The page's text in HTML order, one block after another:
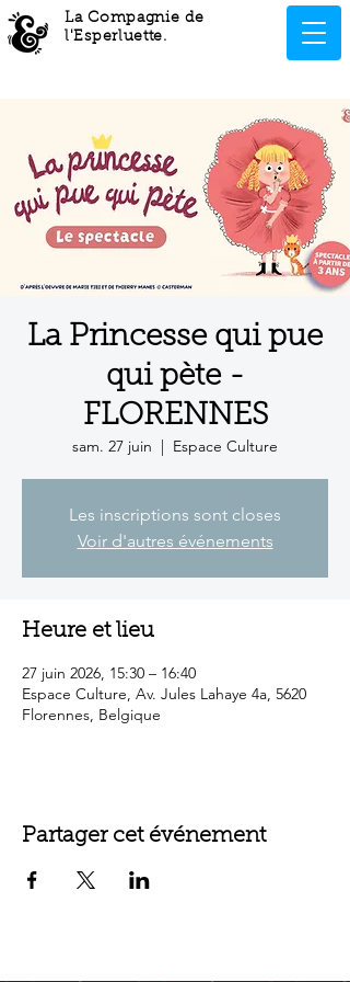
La Compagnie de
l'Esperluette.
La Princesse qui pue
qui pète -
FLORENNES
sam. 27 juin
  |
Espace Culture
Les inscriptions sont closes
Voir d'autres événements
Heure et lieu
27 juin 2026, 15:30 – 16:40
Espace Culture, Av. Jules Lahaye 4a, 5620
Florennes, Belgique
Partager cet événement